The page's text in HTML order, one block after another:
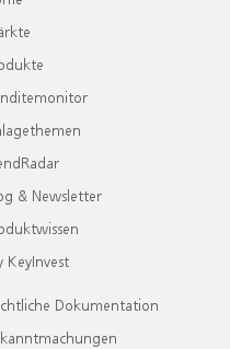
& Newsletter
KeyInvest
Dokumentation